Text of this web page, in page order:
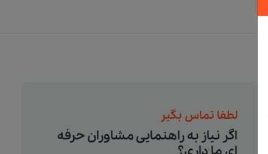
لطفا تماس بگیر
اگر نیاز به راهنمایی مشاوران حرفه